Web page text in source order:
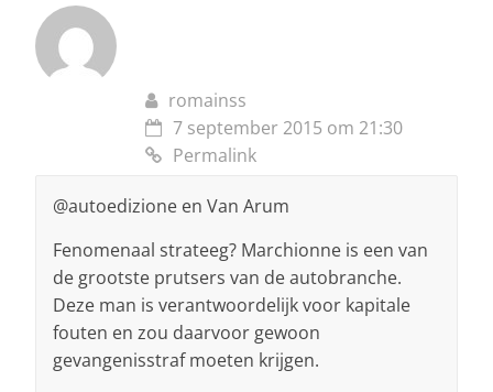
romainss
7 september 2015 om 21:30
Permalink
@autoedizione en Van Arum
Fenomenaal strateeg? Marchionne is een van
de grootste prutsers van de autobranche.
Deze man is verantwoordelijk voor kapitale
fouten en zou daarvoor gewoon
gevangenisstraf moeten krijgen.